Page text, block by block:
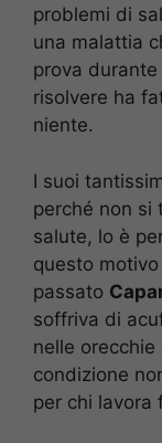
problemi di
una malattia
prova
risolvere ha
niente.
I suoi
perché non si
salute, lo è
questo
passato
soffriva di
nelle
condizione
per chi lavora